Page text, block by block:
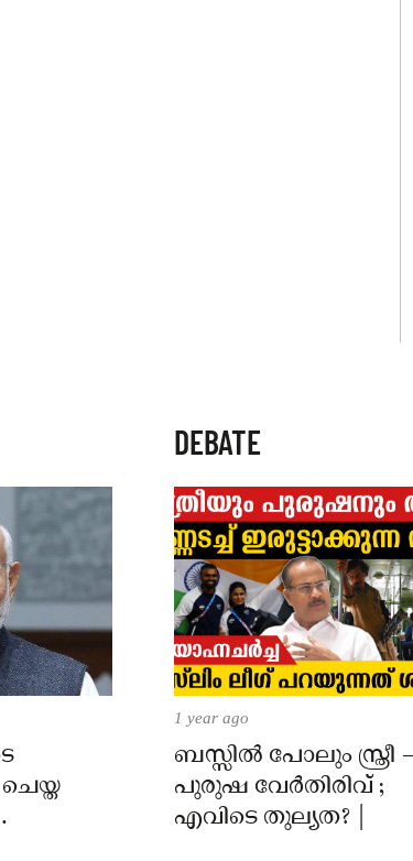
DEBATE
1 year ago
ബസ്സിൽ പോലും സ്ത്രീ
പുരുഷ വേർതിരിവ് ;
എവിടെ തുല്യത? |